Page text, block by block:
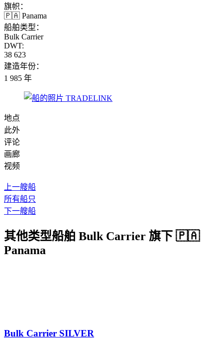
旗帜：
🇵🇦 Panama
船舶类型：
Bulk Carrier
DWT:
38 623
建造年份：
1 985 年
地点
此外
评论
画廊
视频
上一艘船
所有船只
下一艘船
其他类型船舶 Bulk Carrier 旗下 🇵🇦
Panama
Bulk Carrier SILVER